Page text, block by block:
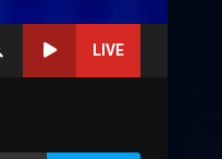
LIVE